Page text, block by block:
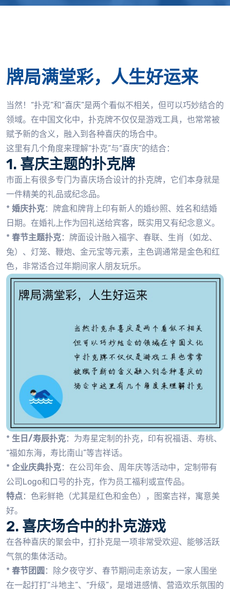
牌局满堂彩，人生好运来
当然！“扑克”和“喜庆”是两个看似不相关，但可以巧妙结合的
领域。在中国文化中，扑克牌不仅仅是游戏工具，也常常被
赋予新的含义，融入到各种喜庆的场合中。
这里有几个角度来理解“扑克”与“喜庆”的结合：
1. 喜庆主题的扑克牌
市面上有很多专门为喜庆场合设计的扑克牌，它们本身就是
一件精美的礼品或纪念品。
* 婚庆扑克：牌盒和牌背上印有新人的婚纱照、姓名和结婚
日期。在婚礼上作为回礼送给宾客，既实用又有纪念意义。
* 春节主题扑克：牌面设计融入福字、春联、生肖（如龙、
兔）、灯笼、鞭炮、金元宝等元素，主色调通常是金色和红
色，非常适合过年期间家人朋友玩乐。
* 生日/寿辰扑克：为寿星定制的扑克，印有祝福语、寿桃、
“福如东海，寿比南山”等吉祥话。
* 企业庆典扑克：在公司年会、周年庆等活动中，定制带有
公司Logo和口号的扑克，作为员工福利或宣传品。
特点：色彩鲜艳（尤其是红色和金色），图案吉祥，寓意美
好。
2. 喜庆场合中的扑克游戏
在各种喜庆的聚会中，打扑克是一项非常受欢迎、能够活跃
气氛的集体活动。
* 春节团圆 ：除夕夜守岁、春节期间走亲访友，一家人围坐
在一起打打“斗地主”、“升级”，是增进感情、营造欢乐氛围的